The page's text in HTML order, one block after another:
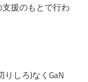
支援のもとで行わ
しろ)なくGaN